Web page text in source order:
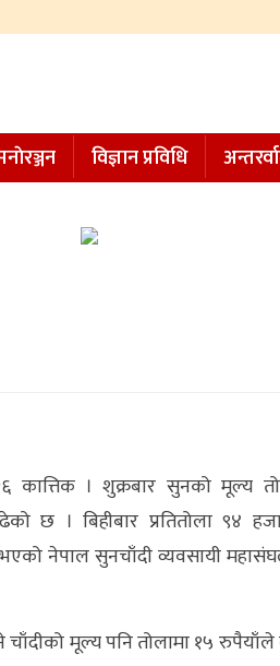
विज्ञान प्रविधि
कात्तिक । शुक्रबार सुनको मूल्य
छ । बिहीबार प्रतितोला ९४
नेपाल सुनचाँदी व्यवसायी
मूल्य पनि तोलामा १५ रुपैयाँले